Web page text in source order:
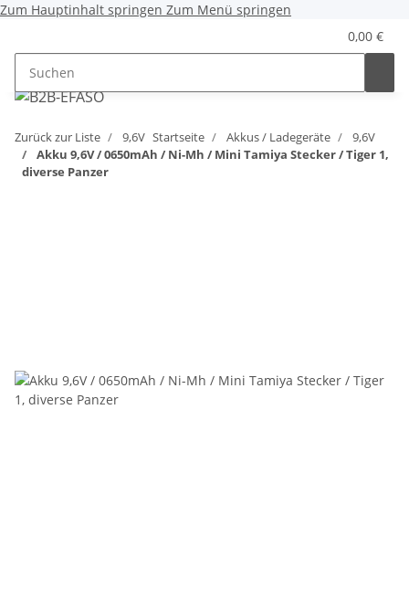
Zum Hauptinhalt springen Zum Menü springen
0,00 €
Zurück zur Liste 9,6V Startseite Akkus / Ladegeräte
9,6V
Akku 9,6V / 0650mAh / Ni-Mh / Mini Tamiya Stecker / Tiger 1,
diverse Panzer